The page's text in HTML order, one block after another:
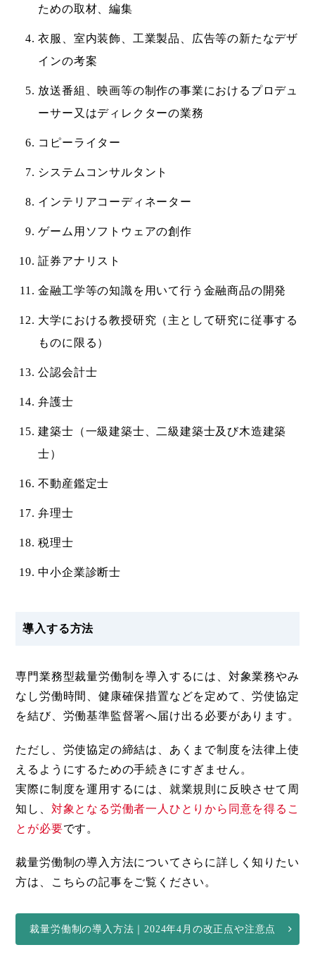
ための取材、編集
衣服、室内装飾、工業製品、広告等の新たなデザ
インの考案
放送番組、映画等の制作の事業におけるプロデュ
ーサー又はディレクターの業務
コピーライター
システムコンサルタント
インテリアコーディネーター
ゲーム用ソフトウェアの創作
証券アナリスト
金融工学等の知識を用いて行う金融商品の開発
大学における教授研究（主として研究に従事する
ものに限る）
公認会計士
弁護士
建築士（一級建築士、二級建築士及び木造建築
士）
不動産鑑定士
弁理士
税理士
中小企業診断士
導入する方法
専門業務型裁量労働制を導入するには、対象業務やみ
なし労働時間、健康確保措置などを定めて、労使協定
を結び、労働基準監督署へ届け出る必要があります。
ただし、労使協定の締結は、あくまで制度を法律上使
えるようにするための手続きにすぎません。
実際に制度を運用するには、就業規則に反映させて周
知し、 対象となる労働者一人ひとりから同意を得るこ
とが必要です。
裁量労働制の導入方法についてさらに詳しく知りたい
方は、こちらの記事をご覧ください。
裁量労働制の導入方法｜2024年4月の改正点や注意点